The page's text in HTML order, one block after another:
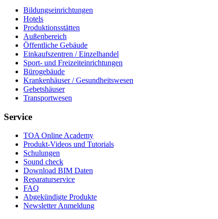
Bildungseinrichtungen
Hotels
Produktionsstätten
Außenbereich
Öffentliche Gebäude
Einkaufszentren / Einzelhandel
Sport- und Freizeiteinrichtungen
Bürogebäude
Krankenhäuser / Gesundheitswesen
Gebetshäuser
Transportwesen
Service
TOA Online Academy
Produkt-Videos und Tutorials
Schulungen
Sound check
Download BIM Daten
Reparaturservice
FAQ
Abgekündigte Produkte
Newsletter Anmeldung